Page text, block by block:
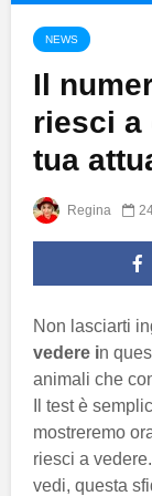
NEWS
Il
riesci a
tua
Regina
Non lasciarti
vedere in
animali che
Il test è
mostreremo
riesci a
vedi, questa